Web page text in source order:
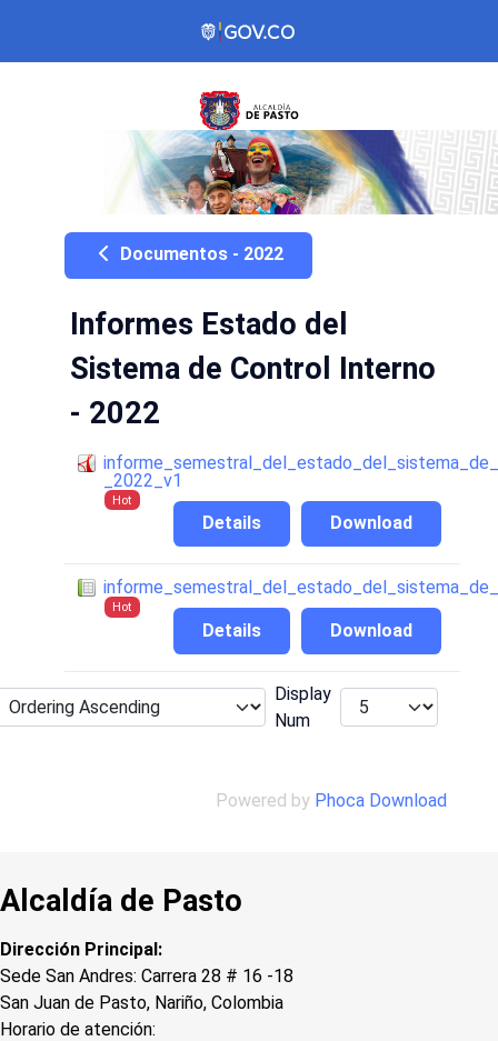
Documentos - 2022
Informes Estado del
Sistema de Control Interno
- 2022
_2022_v1
Hot
Download
Details
Hot
Download
Details
Display
Num
Powered by Phoca Download
Alcaldía de Pasto
Dirección Principal:
Sede San Andres: Carrera 28 # 16 -18
San Juan de Pasto, Nariño, Colombia
Horario de atención: